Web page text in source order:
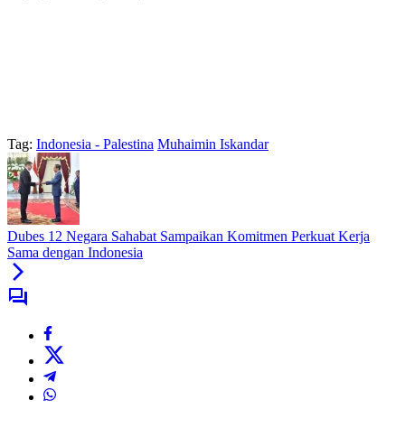
Tag: Indonesia - Palestina Muhaimin Iskandar
Dubes 12 Negara Sahabat Sampaikan Komitmen Perkuat Kerja
Sama dengan Indonesia